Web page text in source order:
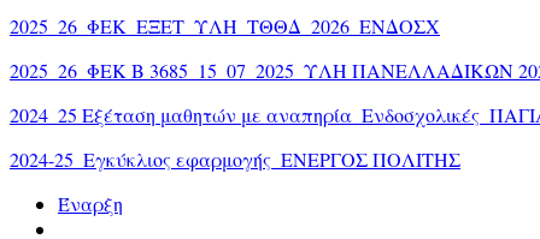
2025_26_ΦΕΚ_ΕΞΕΤ_ΥΛΗ_ΤΘΘΔ_2026_ΕΝΔΟΣΧ
2025_26_ΦΕΚ Β 3685_15_07_2025_ΥΛΗ ΠΑΝΕΛΛΑΔΙΚΩΝ
2024_25 Εξέταση μαθητών με
2024-25_Εγκύκλιος εφαρμογής_ΕΝΕΡΓΟΣ ΠΟΛΙΤΗΣ
Έναρξη